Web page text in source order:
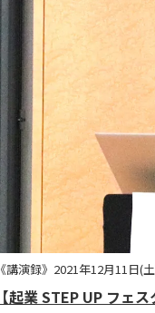
《講演録》2021年12月11日(
【起業 STEP UP フェス